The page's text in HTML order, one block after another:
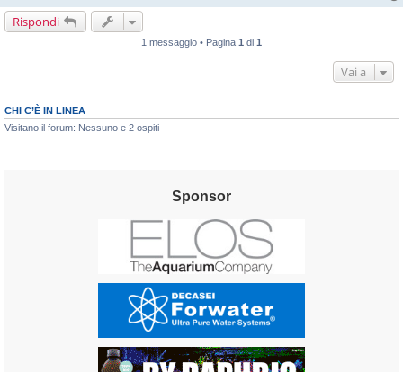
Rispondi
1 messaggio • Pagina 1 di 1
Vai a
CHI C’È IN LINEA
Visitano il forum: Nessuno e 2 ospiti
Sponsor